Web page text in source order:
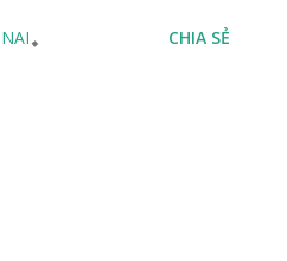
CHIA SẺ